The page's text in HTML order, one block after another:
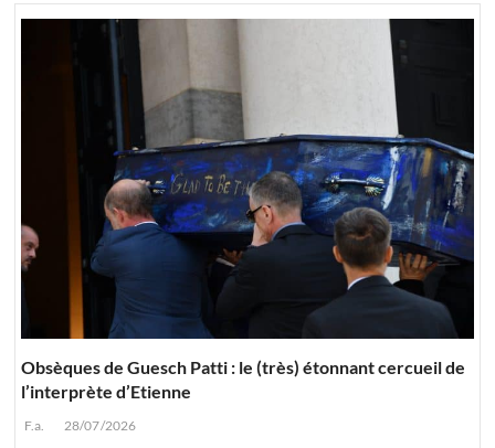
Obsèques de Guesch Patti : le (très) étonnant cercueil de
l’interprète d’Etienne
F.a. 28/07/2026